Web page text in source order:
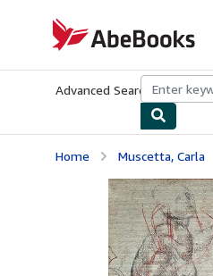
AbeBooks.com
Advanced Search Browse
Home Muscetta, Carla